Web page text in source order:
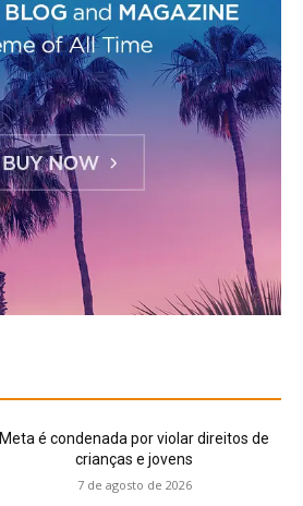
Meta é condenada por violar direitos de
crianças e jovens
7 de agosto de 2026